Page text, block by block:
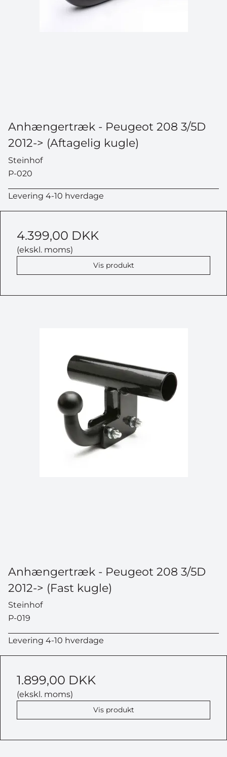
Anhængertræk - Peugeot 208 3/5D
2012-> (Aftagelig kugle)
Steinhof
P-020
Levering 4-10 hverdage
4.399,00 DKK
(ekskl. moms)
Vis produkt
Anhængertræk - Peugeot 208 3/5D
2012-> (Fast kugle)
Steinhof
P-019
Levering 4-10 hverdage
1.899,00 DKK
(ekskl. moms)
Vis produkt